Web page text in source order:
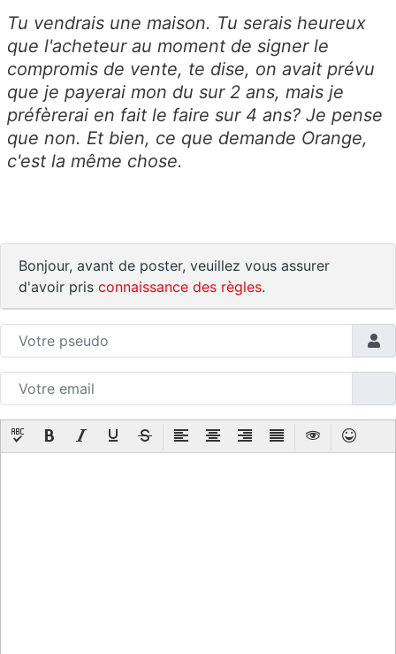
Tu vendrais une maison. Tu serais heureux
que l'acheteur au moment de signer le
compromis de vente, te dise, on avait prévu
que je payerai mon du sur 2 ans, mais je
préfèrerai en fait le faire sur 4 ans? Je pense
que non. Et bien, ce que demande Orange,
c'est la même chose.
Bonjour, avant de poster, veuillez vous assurer
d'avoir pris connaissance des règles.